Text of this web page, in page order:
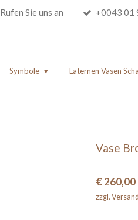
Rufen Sie uns an +0043 01
Symbole Laternen Vasen
Vase
€ 260,00
zzgl.